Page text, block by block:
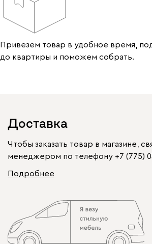
Привезем товар в удобное время,
до квартиры и поможем собрать.
Доставка
Чтобы заказать товар в магазине,
менеджером по телефону +7 (775)
Подробнее